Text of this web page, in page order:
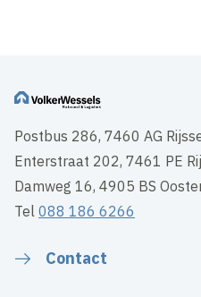
Postbus 286, 7460 AG
Enterstraat 202, 7461 PE
Damweg 16, 4905 BS
Tel088 186 6266
Contact